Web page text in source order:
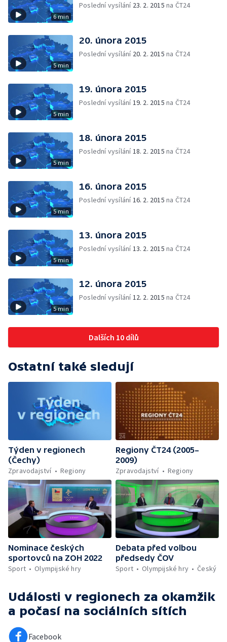
6 min
Poslední vysílání 23. 2. 2015 na ČT24
5 min
20. února 2015
Poslední vysílání 20. 2. 2015 na ČT24
5 min
19. února 2015
Poslední vysílání19. 2. 2015 na ČT24
5 min
18. února 2015
Poslední vysílání18. 2. 2015 na ČT24
5 min
16. února 2015
Poslední vysílání16. 2. 2015 na ČT24
5 min
13. února 2015
Poslední vysílání13. 2. 2015 na ČT24
5 min
12. února 2015
Poslední vysílání12. 2. 2015 na ČT24
Dalších 10 dílů
Ostatní také sledují
Týden v regionech
(Čechy)
Zpravodajství
Regiony
Regiony ČT24 (2005–
2009)
Zpravodajství
Regiony
Nominace českých
sportovců na ZOH 2022
Sport
Olympijské hry
Debata před volbou
předsedy ČOV
Sport
Olympijské hry Český
Události v regionech za okamžik
a počasí na sociálních sítích
Facebook